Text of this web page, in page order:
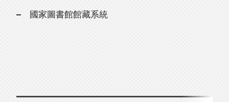
國家圖書館館藏系統